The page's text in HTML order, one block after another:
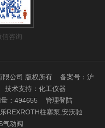
咨询
限公司 版权所有 备案号：沪
技术支持： 化工仪器
：494655 管理登陆
REXROTH柱塞泵,安沃驰
气动阀